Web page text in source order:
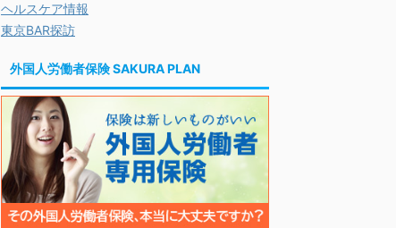
ヘルスケア情報
東京BAR探訪
外国人労働者保険 SAKURA PLAN